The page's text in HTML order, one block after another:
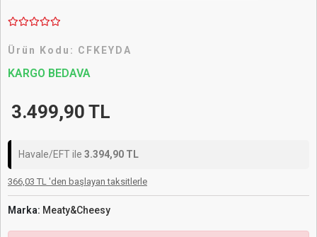
Ürün Kodu: CFKEYDA
KARGO BEDAVA
3.499,90 TL
Havale/EFT ile 3.394,90 TL
366,03 TL 'den başlayan taksitlerle
Marka: Meaty&Cheesy